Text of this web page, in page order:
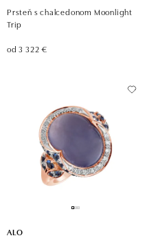
Prsteň s chalcedonom Moonlight
Trip
od 3 322 €
ALO